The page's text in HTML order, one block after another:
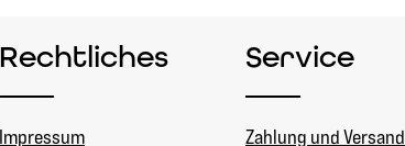
Rechtliches
Impressum
Service
Zahlung und Versand